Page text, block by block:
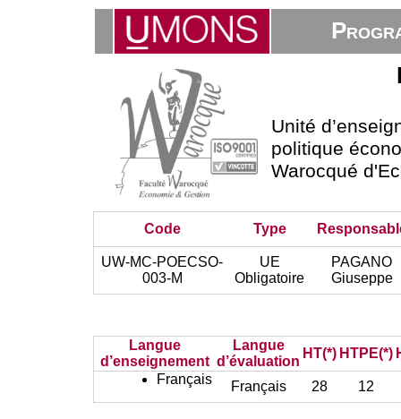
Unité
politique
Warocqué
Code Type
UW-MC-POECSO-
003-M
UE
Obligatoire
PAGANO
Giuseppe
Langue
d’enseignement
Langue
d’évaluation
HT(*) HTPE(*)
Français
Français 28 12